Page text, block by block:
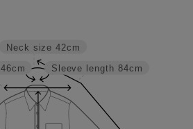
Sleeve length 84cm
Neck size 42cm
46cm